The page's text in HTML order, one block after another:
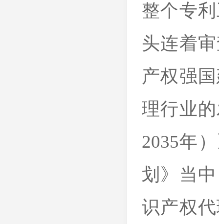
整个专
头连着
产权强
理行业
2035年
划》当
识产权